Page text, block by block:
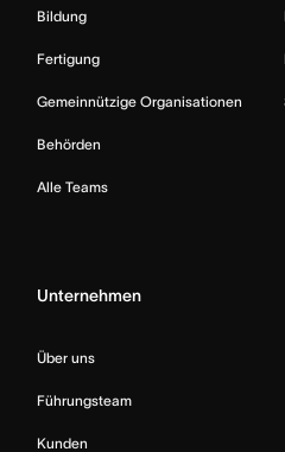
Bildung
Fertigung
Gemeinnützige Organisationen
Behörden
Alle Teams
Unternehmen
Über uns
Führungsteam
Kunden